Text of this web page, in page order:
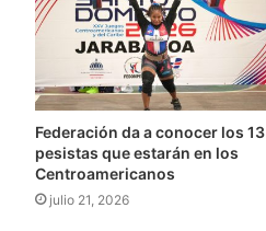
Federación da a conocer los 13
pesistas que estarán en los
Centroamericanos
julio 21, 2026